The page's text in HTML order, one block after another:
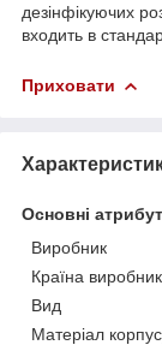
дезінфікуючих
входить в
Приховати
Основні
Виробник
Країна виробник
Вид
Матеріал